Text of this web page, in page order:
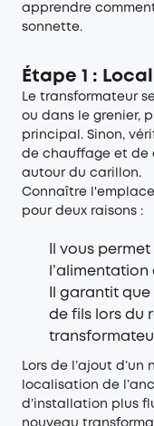
apprendre
sonnette.
Étape 1 :
Le transformateur
ou dans le grenier,
principal. Sinon,
de chauffage et de
autour du carillon.
Connaître
pour deux raisons :
Il vous
Il garantit
de fils lors du
Lors de l’ajout
localisation de
d’installation plus
nouveau